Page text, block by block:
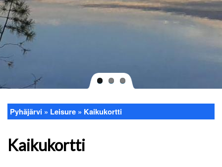
Breadcrumb
Pyhäjärvi Leisure Kaikukortti
Kaikukortti